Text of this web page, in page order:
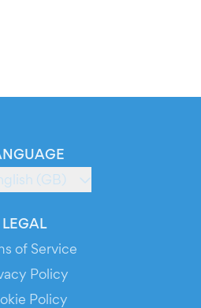
(GB)
LEGAL
of Service
Policy
Policy